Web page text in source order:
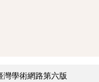
灣學術網路第六版